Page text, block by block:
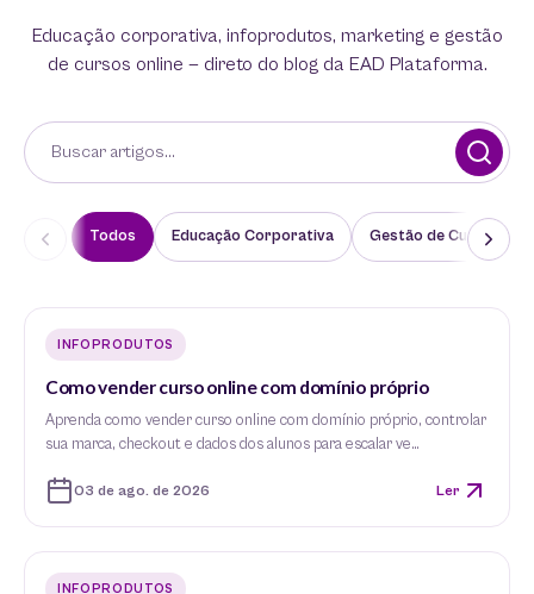
Educação corporativa, infoprodutos, marketing e gestão
de cursos online — direto do blog da EAD Plataforma.
Todos Educação Corporativa Gestão de Cursos
INFOPRODUTOS
Como vender curso online com domínio próprio
Aprenda como vender curso online com domínio próprio, controlar
sua marca, checkout e dados dos alunos para escalar ve…
03 de ago. de 2026 Ler
INFOPRODUTOS